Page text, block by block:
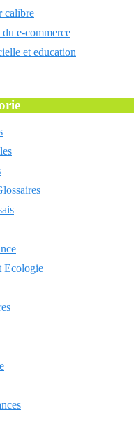
calibre
e-commerce
et education
Ecologie